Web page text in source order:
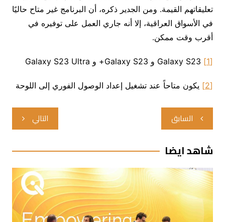
تعليقاتهم القيمة. ومن الجدير ذكره، أن البرنامج غير متاح حاليًا
في الأسواق العراقية، إلا أنه جاري العمل على توفيره في
أقرب وقت ممكن.
[1]
[2] يكون متاحاً عند تشغيل إعداد الوصول الفوري إلى اللوحة
تصفّح
المقالات
السابق التالي
شاهد ايضا